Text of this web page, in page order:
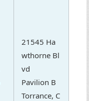
21545 Ha
wthorne Bl
vd
Pavilion B
Torrance, C